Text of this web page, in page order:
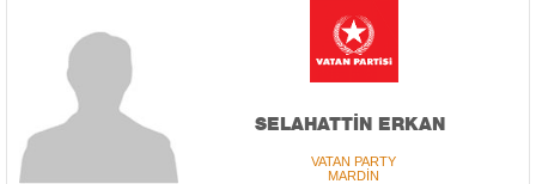
SELAHATTİN ERKAN
VATAN PARTY
MARDİN